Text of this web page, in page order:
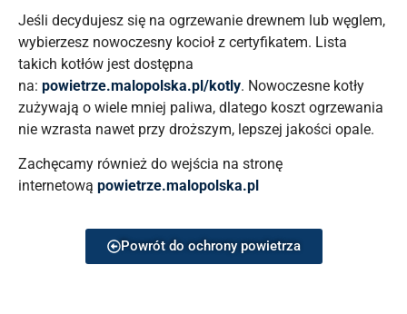
Jeśli decydujesz się na ogrzewanie drewnem lub węglem,
wybierzesz nowoczesny kocioł z certyfikatem. Lista
takich kotłów jest dostępna
na: powietrze.malopolska.pl/kotly. Nowoczesne kotły
zużywają o wiele mniej paliwa, dlatego koszt ogrzewania
nie wzrasta nawet przy droższym, lepszej jakości opale.
Zachęcamy również do wejścia na stronę
internetową powietrze.malopolska.pl
Powrót do ochrony powietrza